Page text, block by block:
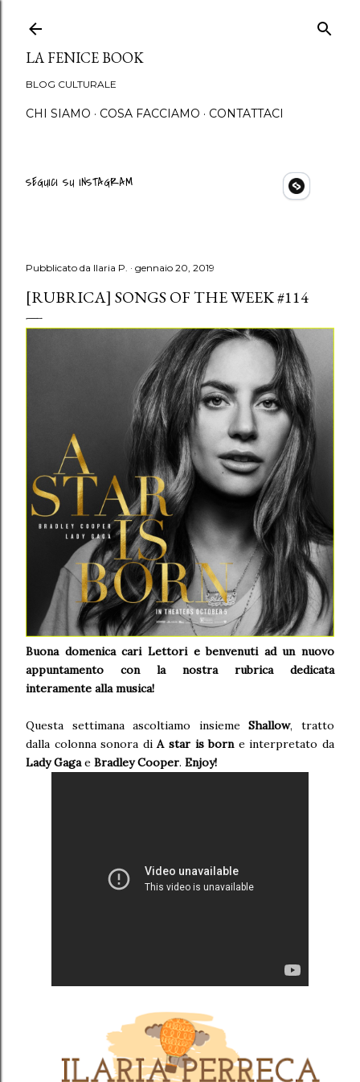
LA FENICE BOOK
BLOG CULTURALE
CHI SIAMO COSA FACCIAMO CONTATTACI
SEGUICI SU INSTAGRAM
Pubblicato da Ilaria P. gennaio 20, 2019
[RUBRICA] SONGS OF THE WEEK #114
Buona domenica cari Lettori e benvenuti ad un nuovo
appuntamento con la nostra rubrica dedicata
interamente alla musica!
Questa settimana ascoltiamo insiemeShallow, tratto
dalla colonna sonora diA star is borne interpretato da
Lady Gagae Bradley Cooper. Enjoy!